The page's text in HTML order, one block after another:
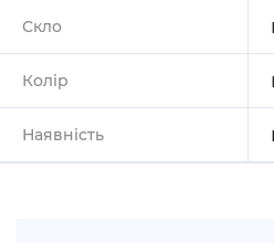
Скло
Колір
Наявність